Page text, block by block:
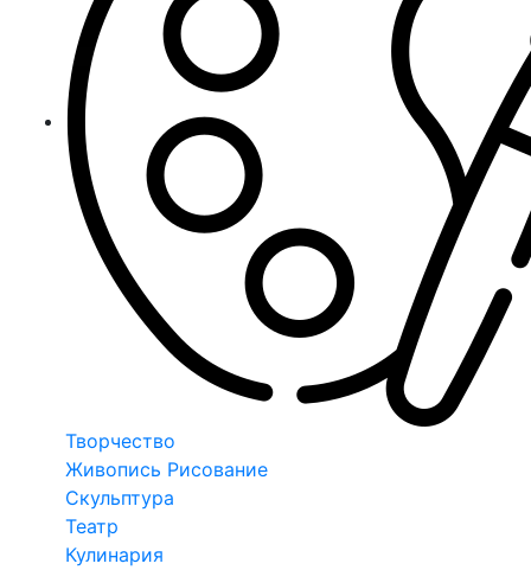
Творчество
Живопись Рисование
Скульптура
Театр
Кулинария